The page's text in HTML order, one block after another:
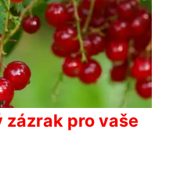
zázrak pro vaše